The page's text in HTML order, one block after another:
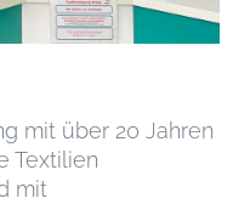
mit über 20 Jahren
Textilien
mit